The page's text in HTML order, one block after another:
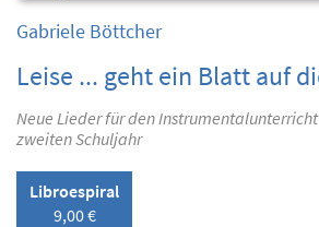
Gabriele Böttcher
Leise ... geht ein Blatt auf
Neue Lieder für den
zweiten Schuljahr
Libroespiral
9,00 €